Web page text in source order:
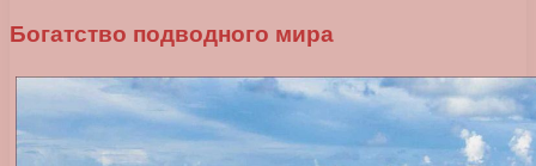
Богатство подводного мира